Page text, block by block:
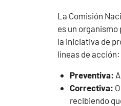
La Comisión
es un organismo
la iniciativa de
líneas de acción:
Preventiva:
Correctiva:
recibiendo